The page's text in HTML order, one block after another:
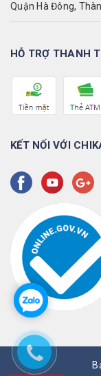
Quận Hà Đông,
HỖ TRỢ THANH
KẾT NỐI VỚI